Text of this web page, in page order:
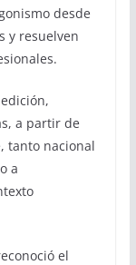
desde
y resuelven
a partir de
tanto nacional
a
el